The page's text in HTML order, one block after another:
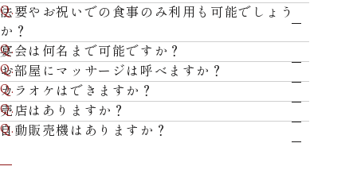
法要やお祝いでの食事のみ利用も可能でしょう
か？
宴会は何名まで可能ですか？
お部屋にマッサージは呼べますか？
カラオケはできますか？
売店はありますか？
自動販売機はありますか？